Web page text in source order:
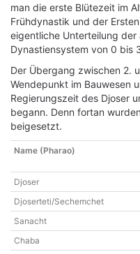
man die erste Blütezeit im
Frühdynastik und der
eigentliche Unterteilung
Dynastiensystem von 0 bis
Der Übergang zwischen 2.
Wendepunkt im Bauwesen
Regierungszeit des Djoser
begann. Denn fortan
beigesetzt.
Name (Pharao)
Djoser
Djoserteti/Sechemchet
Sanacht
Chaba